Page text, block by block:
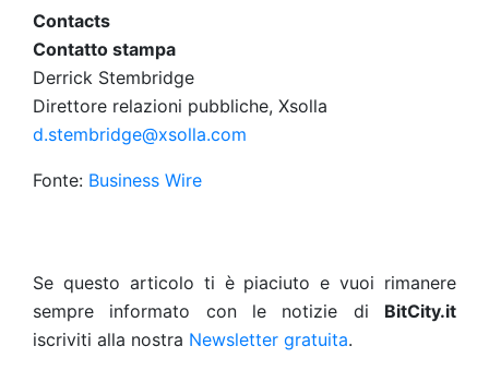
Contacts
Contatto stampa
Derrick Stembridge
Direttore relazioni pubbliche, Xsolla
d.stembridge@xsolla.com
Fonte: Business Wire
Se questo articolo ti è piaciuto e vuoi rimanere
sempre informato con le notizie di BitCity.it
iscriviti alla nostra Newsletter gratuita.